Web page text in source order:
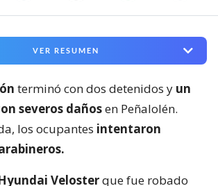
VER RESUMEN
terminó con dos detenidos y un
severos dañosen Peñalolén.
los ocupantes intentaron
Velosterque fue robado